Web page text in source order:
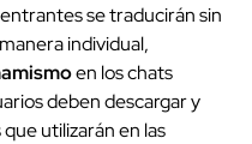
se traducirán sin
individual,
en los chats
deben descargar y
utilizarán en las